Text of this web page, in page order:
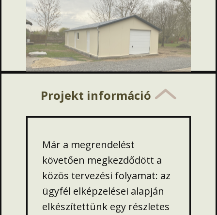
Projekt információ
Már a megrendelést
követően megkezdődött a
közös tervezési folyamat: az
ügyfél elképzelései alapján
elkészítettünk egy részletes